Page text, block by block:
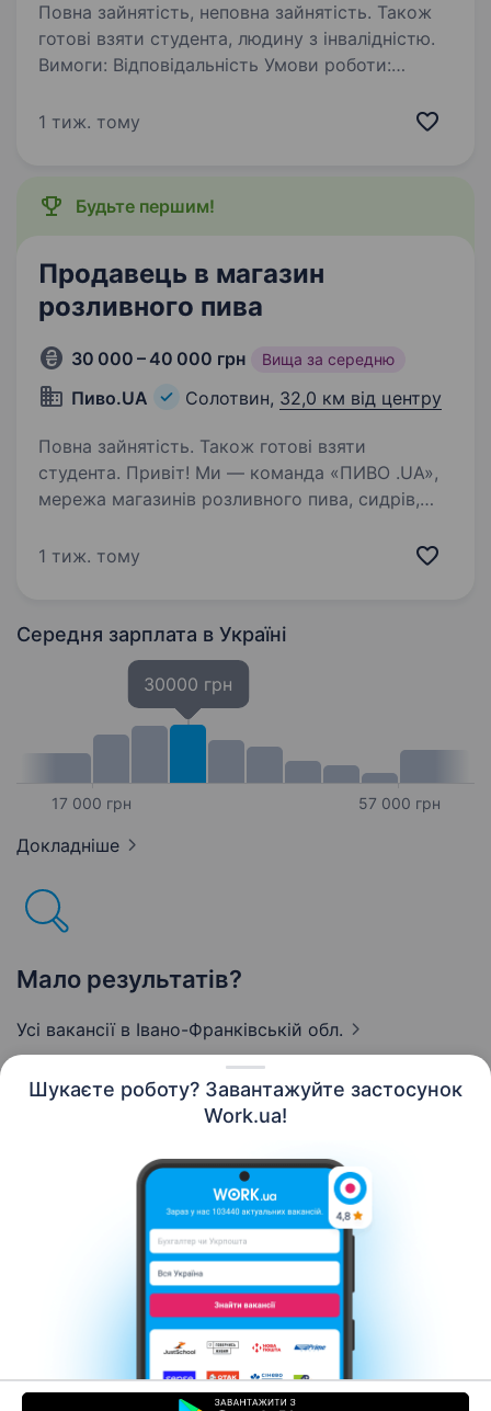
Шукаєте роботу? Завантажуйте застосунок
Work.ua!
Повна зайнятість, неповна зайнятість. Також
готові взяти студента, людину з інвалідністю.
Вимоги: Відповідальність Умови роботи:
Обов’язки:Обслуговування клієнтів АЗС згідно
1 тиж. тому
Будьте першим!
Продавець в магазин
розливного пива
30 000 – 40 000 грн Вища за середню
Пиво.UA Солотвин, 32,0 км від центру
Повна зайнятість. Також готові взяти
студента. Привіт! Ми — команда «ПИВО .UA»,
мережа магазинів розливного пива, сидрів,
роботу з дружньою атмосферою, хочеш
1 тиж. тому
Середня зарплата в Україні
17 000 грн
30000 грн
57 000 грн
Докладніше
Мало результатів?
Усі вакансії в Івано-Франківській обл.
Контакти Про нас
Кар’єра
Допомога Умови використання